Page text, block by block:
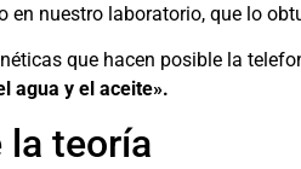
en nuestro laboratorio, que lo
que hacen posible la
agua y el aceite».
la teoría